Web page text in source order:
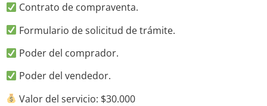
Contrato de compraventa.
Formulario de solicitud de trámite.
Poder del comprador.
Poder del vendedor.
Valor del servicio: $30.000